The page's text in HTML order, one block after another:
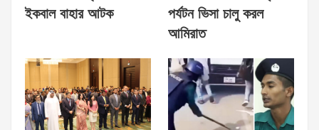
ইকবাল বাহার আটক
পর্যটন ভিসা চালু করল
আমিরাত